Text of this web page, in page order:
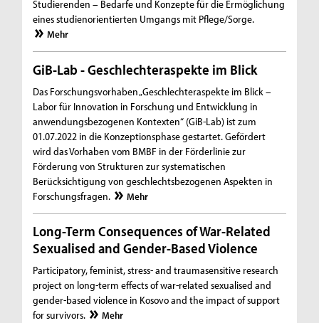
Studierenden – Bedarfe und Konzepte für die Ermöglichung
eines studienorientierten Umgangs mit Pflege/Sorge.
Mehr
GiB-Lab - Geschlechteraspekte im Blick
Das Forschungsvorhaben „Geschlechteraspekte im Blick –
Labor für Innovation in Forschung und Entwicklung in
anwendungsbezogenen Kontexten“ (GiB-Lab) ist zum
01.07.2022 in die Konzeptionsphase gestartet. Gefördert
wird das Vorhaben vom BMBF in der Förderlinie zur
Förderung von Strukturen zur systematischen
Berücksichtigung von geschlechtsbezogenen Aspekten in
Forschungsfragen.
Mehr
Long-Term Consequences of War-Related
Sexualised and Gender-Based Violence
Participatory, feminist, stress- and traumasensitive research
project on long-term effects of war-related sexualised and
gender-based violence in Kosovo and the impact of support
for survivors.
Mehr